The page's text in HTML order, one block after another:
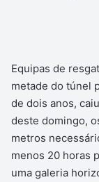
Equipas de
metade do túnel
de dois anos,
deste domingo,
metros
menos 20 horas
uma galeria